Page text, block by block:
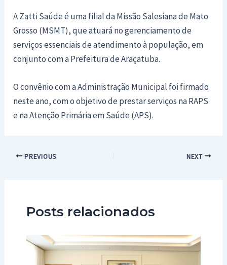
A Zatti Saúde é uma filial da Missão Salesiana de Mato
Grosso (MSMT), que atuará no gerenciamento de
serviços essenciais de atendimento à população, em
conjunto com a Prefeitura de Araçatuba.
O convênio com a Administração Municipal foi firmado
neste ano, com o objetivo de prestar serviços na RAPS
e na Atenção Primária em Saúde (APS).
Post PREVIOUS NEXT
Posts relacionados